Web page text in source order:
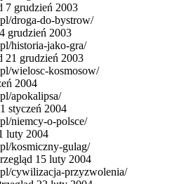
7 grudzień 2003
droga-do-bystrow/
grudzień 2003
historia-jako-gra/
21 grudzień 2003
wielosc-kosmosow/
2004
apokalipsa/
styczeń 2004
niemcy-o-polsce/
luty 2004
kosmiczny-gulag/
15 luty 2004
cywilizacja-przyzwolenia/